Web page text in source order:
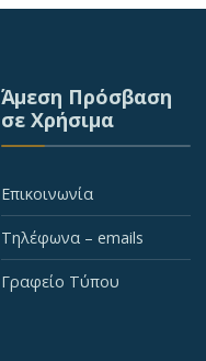
Άμεση Πρόσβαση
σε Χρήσιμα
Επικοινωνία
Τηλέφωνα – emails
Γραφείο Τύπου